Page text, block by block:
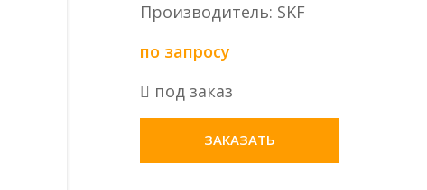
Производитель: SKF
по запросу
под заказ
ЗАКАЗАТЬ